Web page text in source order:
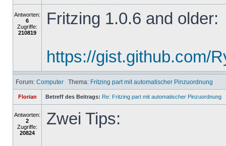
Antworten:
6
Zugriffe:
210819
Fritzing 1.0.6 and older:
https://gist.github.com/
Forum: Computer Thema: Fritzing part mit automatischer Pinzuordnung
Florian Betreff des Beitrags: Re: Fritzing part mit automatischer Pinzuordnung
Antworten:
2
Zugriffe:
20824
Zwei Tips: